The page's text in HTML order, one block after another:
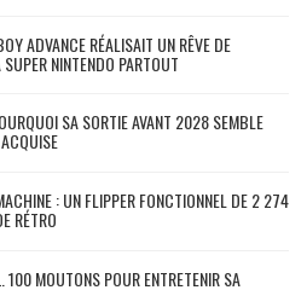
ADVANCE RÉALISAIT UN RÊVE DE
NINTENDO PARTOUT
SA SORTIE AVANT 2028 SEMBLE
: UN FLIPPER FONCTIONNEL DE 2 274
RÉTRO
100 MOUTONS POUR ENTRETENIR SA